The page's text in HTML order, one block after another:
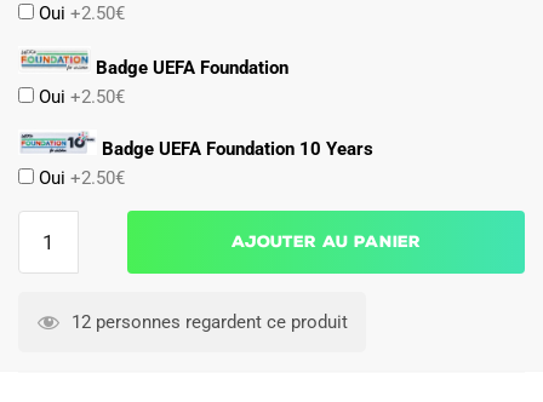
Oui +2.50€
Badge UEFA Foundation
Oui +2.50€
Badge UEFA Foundation 10 Years
Oui +2.50€
Belgique
Ajouter au panier
12 personnes regardent ce produit